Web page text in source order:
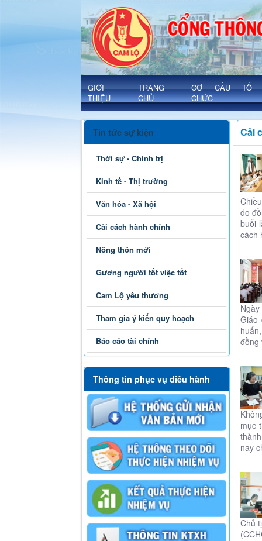
Cải cách hành chính - Xã Cam Lộ
'
GIỚI
THIỆU
TRANG
CHỦ
CƠ CẤU TỔ
CHỨC
Tin tức sự kiện
Thời sự - Chính trị
Kinh tế - Thị trường
Văn hóa - Xã hội
Cải cách hành chính
Nông thôn mới
Gương người tốt việc tốt
Cam Lộ yêu thương
Tham gia ý kiến quy hoạch
Báo cáo tài chính
Thông tin phục vụ điều hành
Cải
do
buổi
cách
Giáo
đồng
mục
nay
Chủ